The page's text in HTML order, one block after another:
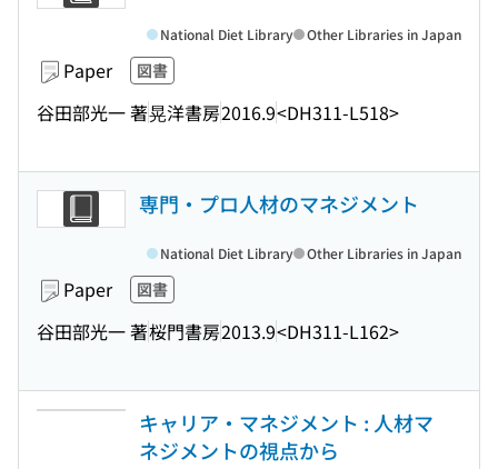
Paper 図書
谷田部光一 著晃洋書房2016.9<DH311-L518>
National Diet Library Other Libraries in Japan
専門・プロ人材のマネジメント
Paper 図書
谷田部光一 著桜門書房2013.9<DH311-L162>
National Diet Library Other Libraries in Japan
キャリア・マネジメント : 人材マ
ネジメントの視点から